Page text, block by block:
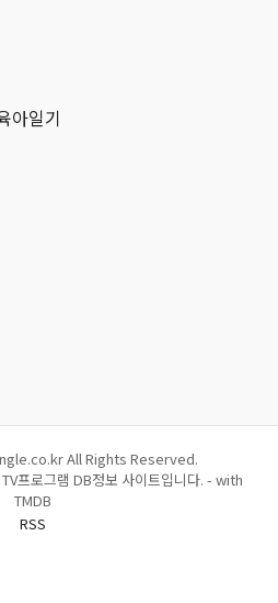
아일기
All Rights Reserved.
프로그램 DB정보 사이트입니다. - with
TMDB
RSS